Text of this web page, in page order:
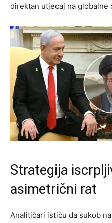
direktan utjecaj na globalne
Strategija
asimetrični rat
Analitičari ističu da sukob